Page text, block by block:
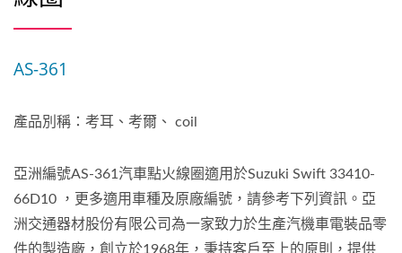
AS-361
產品別稱：考耳、考爾、 coil
亞洲編號AS-361汽車點火線圈適用於Suzuki Swift 33410-
66D10 ，更多適用車種及原廠編號，請參考下列資訊。亞
洲交通器材股份有限公司為一家致力於生產汽機車電裝品零
件的製造廠，創立於1968年，秉持客戶至上的原則，提供